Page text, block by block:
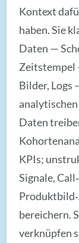
Kontext
haben. Sie
Daten —
Zeitstempel
Bilder, Logs
Daten
KPIs;
Signale,
bereichern.
verknüpfen